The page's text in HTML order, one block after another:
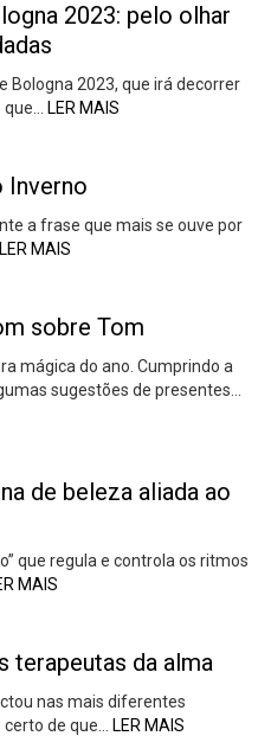
2023: pelo olhar
Bologna 2023, que irá decorrer
LER MAIS
Inverno
a frase que mais se ouve por
LER MAIS
sobre Tom
mágica do ano. Cumprindo a
sugestões de presentes…
de beleza aliada ao
que regula e controla os ritmos
MAIS
terapeutas da alma
nas mais diferentes
de que…
LER MAIS